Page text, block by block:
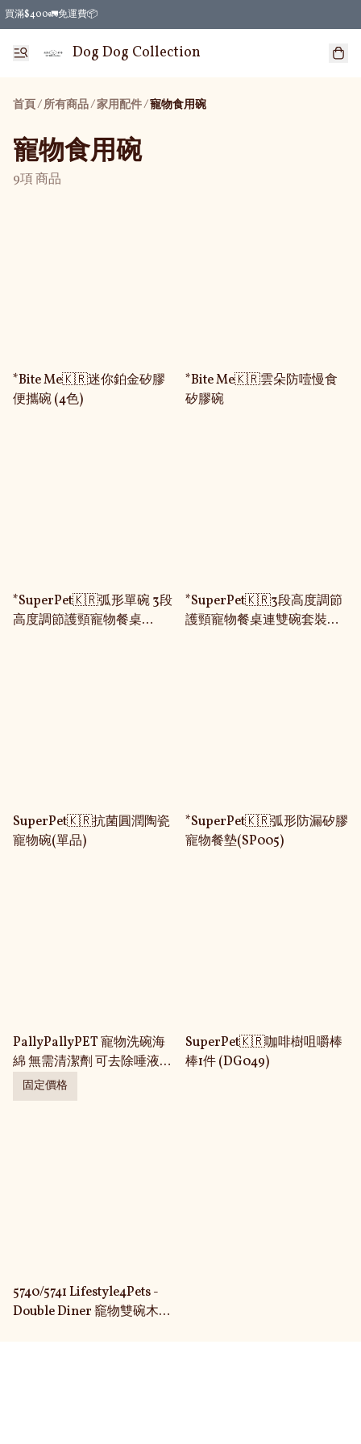
買滿$400🚛免運費📦
Dog Dog Collection
首頁/所有商品/家用配件/寵物食用碗
寵物食用碗
9項 商品
*Bite Me🇰🇷迷你鉑金矽膠
便攜碗 (4色)
*Bite Me🇰🇷雲朵防噎慢食
矽膠碗
*SuperPet🇰🇷弧形單碗 3段
高度調節護頸寵物餐桌
*SuperPet🇰🇷3段高度調節
護頸寵物餐桌連雙碗套裝
SuperPet🇰🇷抗菌圓潤陶瓷
寵物碗(單品)
*SuperPet🇰🇷弧形防漏矽膠
寵物餐墊(SP005)
PallyPallyPET 寵物洗碗海
綿 無需清潔劑 可去除唾液污
漬固定價格
SuperPet🇰🇷咖啡樹咀嚼棒
棒1件 (DG049)
5740/5741 Lifestyle4Pets -
Double Diner 竉物雙碗木食